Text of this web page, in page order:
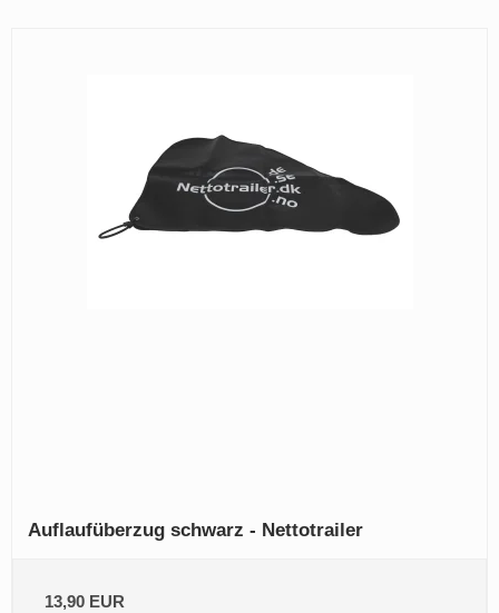
Auflaufüberzug schwarz - Nettotrailer
13,90 EUR